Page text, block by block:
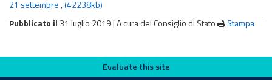
21 settembre ,(42238kb)
Pubblicato il 31 luglio 2019 |A cura del Consiglio di Stato Stampa
Evaluate this siteEvaluate this site